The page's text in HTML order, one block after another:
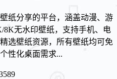
纸分享的平台，涵盖动漫、游
8K无水印壁纸，支持手机、电
选壁纸资源，所有壁纸均可免
性化桌面需求...